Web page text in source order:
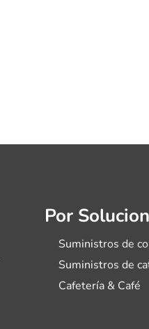
Por
Suministros de
Suministros de
Cafetería & Café